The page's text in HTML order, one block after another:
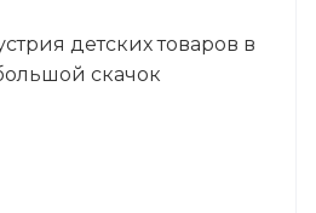
детских товаров в
скачок